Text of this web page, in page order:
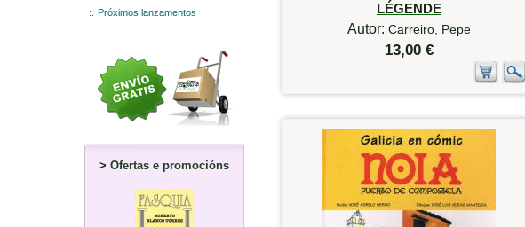
:.
Próximos lanzamentos
> Ofertas e promocións
LÉGENDE
Autor: Carreiro, Pepe
13,00 €